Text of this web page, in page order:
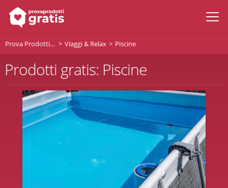
Prova Prodotti Gratis Viaggi & Relax Piscine
Prodotti gratis: Piscine